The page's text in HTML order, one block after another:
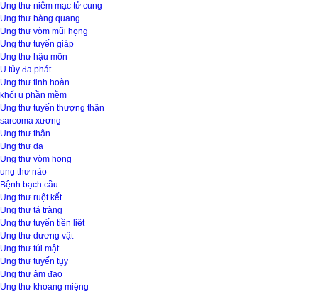
Ung thư niêm mạc tử cung
Ung thư bàng quang
Ung thư vòm mũi họng
Ung thư tuyến giáp
Ung thư hậu môn
U tủy đa phát
Ung thư tinh hoàn
khối u phần mềm
Ung thư tuyến thượng thận
sarcoma xương
Ung thư thận
Ung thư da
Ung thư vòm họng
ung thư não
Bệnh bạch cầu
Ung thư ruột kết
Ung thư tá tràng
Ung thư tuyến tiền liệt
Ung thư dương vật
Ung thư túi mật
Ung thư tuyến tụy
Ung thư âm đạo
Ung thư khoang miệng